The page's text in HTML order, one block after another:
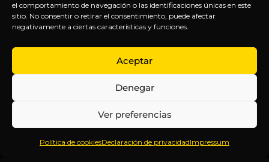
el comportamiento de navegación o las identificaciones únicas en este
sitio. No consentir o retirar el consentimiento, puede afectar
negativamente a ciertas características y funciones.
Aceptar
Denegar
Ver preferencias
Política de cookiesDeclaración de privacidadImpressum
Inteligencia
Anticipándonos
EXPLORA
Inicio
Sobre
Contenido
Webinars
LEGAL
Política
de
Términos y
Aviso
SÍGUENOS